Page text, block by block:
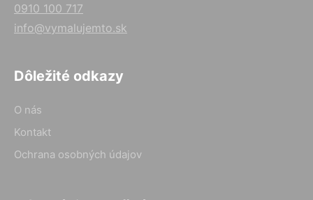
0910 100 717
info@vymalujemto.sk
Dôležité odkazy
O nás
Kontakt
Ochrana osobných údajov